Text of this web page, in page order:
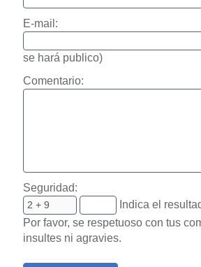
E-mail:
se hará publico)
Comentario:
Seguridad:
Indica el
Por favor, se respetuoso con tus
insultes ni agravies.